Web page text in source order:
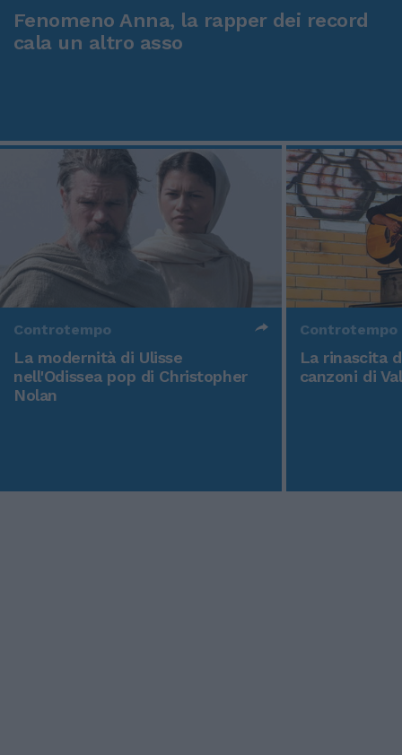
Fenomeno Anna, la rapper dei record
cala un altro asso
Controtempo
La modernità di Ulisse
nell'Odissea pop di Christopher
Nolan
Controtempo
La rinascita
canzoni di